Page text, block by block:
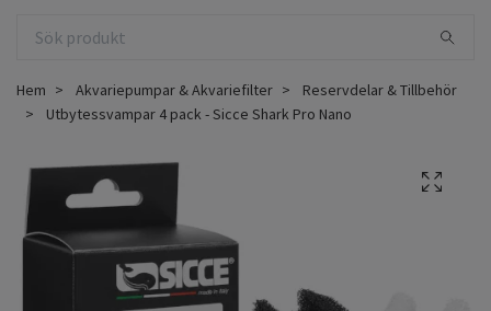
Hem Akvariepumpar & Akvariefilter
Reservdelar & Tillbehör
Utbytessvampar 4 pack - Sicce Shark Pro Nano